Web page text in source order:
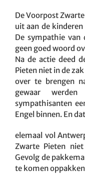
De Voorpost
uit aan de
De sympathie van
geen goed woord
Na de actie deed
Pieten niet in de
over te brengen
gewaar
sympathisanten
Engel binnen. En
elemaal vol
Zwarte Pieten
Gevolg de
te komen